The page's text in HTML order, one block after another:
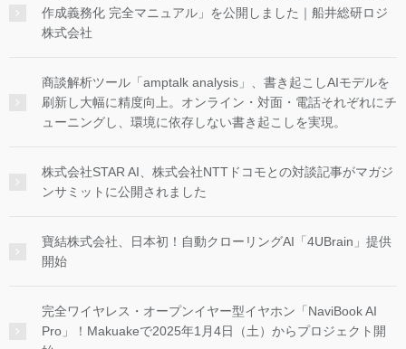
作成義務化 完全マニュアル」を公開しました｜船井総研ロジ
株式会社
商談解析ツール「amptalk analysis」、書き起こしAIモデルを
刷新し大幅に精度向上。オンライン・対面・電話それぞれにチ
ューニングし、環境に依存しない書き起こしを実現。
株式会社STAR AI、株式会社NTTドコモとの対談記事がマガジ
ンサミットに公開されました
寶結株式会社、日本初！自動クローリングAI「4UBrain」提供
開始
完全ワイヤレス・オープンイヤー型イヤホン「NaviBook AI
Pro」！Makuakeで2025年1月4日（土）からプロジェクト開